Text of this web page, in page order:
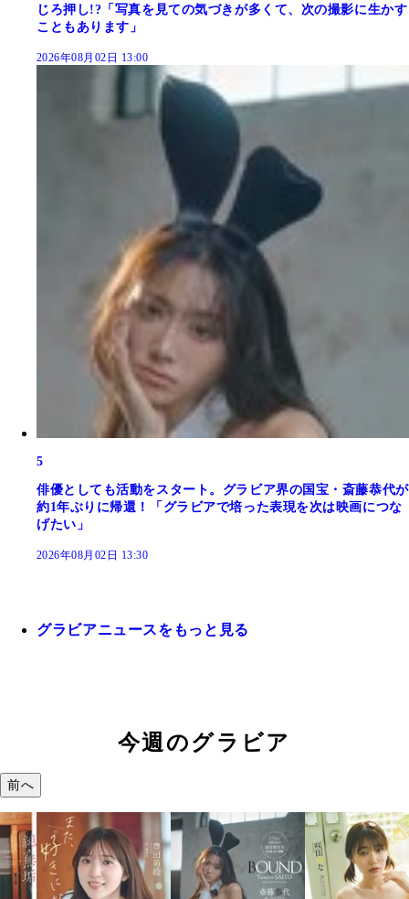
じろ押し!?「写真を見ての気づきが多くて、次の撮影に生かす
こともあります」
2026年08月02日 13:00
5
俳優としても活動をスタート。グラビア界の国宝・斎藤恭代が
約1年ぶりに帰還！「グラビアで培った表現を次は映画につな
げたい」
2026年08月02日 13:30
グラビアニュースをもっと見る
今週のグラビア
前へ